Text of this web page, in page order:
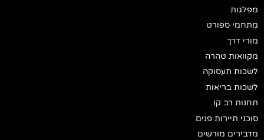
מפלגות
מתחמי ספורט
מורי דרך
מקוואות טהרה
לשכות תעסוקה
לשכות בריאות
תחנות רב קו
סוכני תיירות פנים
מדבירים מורשים